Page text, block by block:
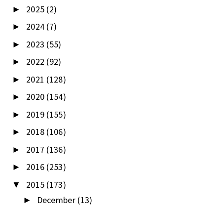
► 2025 (2)
► 2024 (7)
► 2023 (55)
► 2022 (92)
► 2021 (128)
► 2020 (154)
► 2019 (155)
► 2018 (106)
► 2017 (136)
► 2016 (253)
▼ 2015 (173)
► December (13)